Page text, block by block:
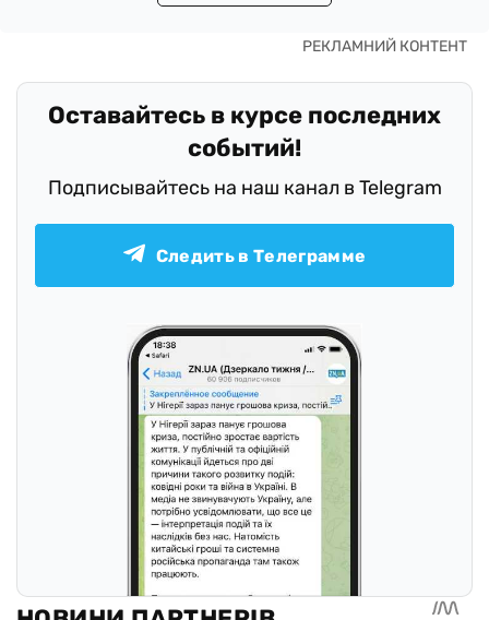
Оставайтесь в курсе последних
событий!
Подписывайтесь на наш канал в Telegram
Следить в Телеграмме